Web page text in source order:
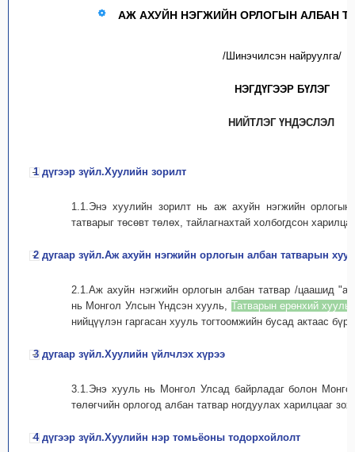
АЖ АХУЙН НЭГЖИЙН ОРЛОГЫН АЛБАН
/Шинэчилсэн найруулга/
НЭГДҮГЭЭР БҮЛЭГ
НИЙТЛЭГ ҮНДЭСЛЭЛ
1 дүгээр зүйл.Хуулийн зорилт
1.1.Энэ хуулийн зорилт нь аж ахуйн нэгжийн орлогын
татварыг төсөвт төлөх, тайлагнахтай холбогдсон
2 дугаар зүйл.Аж ахуйн нэгжийн орлогын албан татварын
2.1.Аж ахуйн нэгжийн орлогын албан татвар /цаашид
нь Монгол Улсын Үндсэн хууль, Татварын ерөнхий хууль
нийцүүлэн гаргасан хууль тогтоомжийн бусад актаас
3 дугаар зүйл.Хуулийн үйлчлэх хүрээ
3.1.Энэ хууль нь Монгол Улсад байрладаг болон
төлөгчийн орлогод албан татвар ногдуулах харилцааг
4 дүгээр зүйл.Хуулийн нэр томьёоны тодорхойлолт